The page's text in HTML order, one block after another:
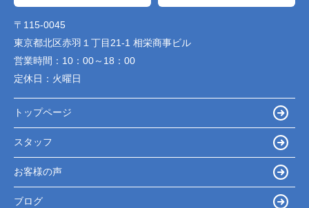
〒115-0045
東京都北区赤羽１丁目21-1 相栄商事ビル
営業時間： 10：00～18：00
定休日： 火曜日
トップページ
スタッフ
お客様の声
ブログ